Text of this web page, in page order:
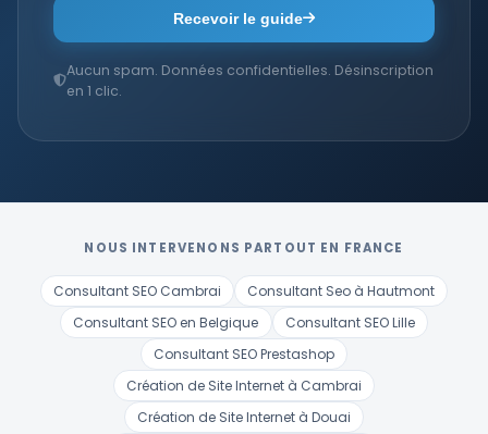
Recevoir le guide
Aucun spam. Données confidentielles. Désinscription
en 1 clic.
NOUS INTERVENONS PARTOUT EN FRANCE
Consultant SEO Cambrai
Consultant Seo à Hautmont
Consultant SEO en Belgique
Consultant SEO Lille
Consultant SEO Prestashop
Création de Site Internet à Cambrai
Création de Site Internet à Douai